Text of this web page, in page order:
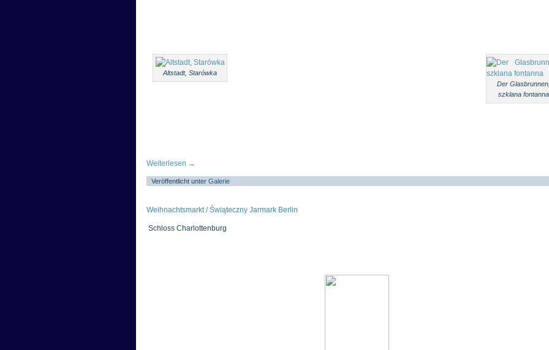
Altstadt, Starówka
Der
szklana fontanna
Weiterlesen →
Veröffentlicht unter Galerie
Weihnachtsmarkt / Świąteczny Jarmark Berlin
Schloss Charlottenburg